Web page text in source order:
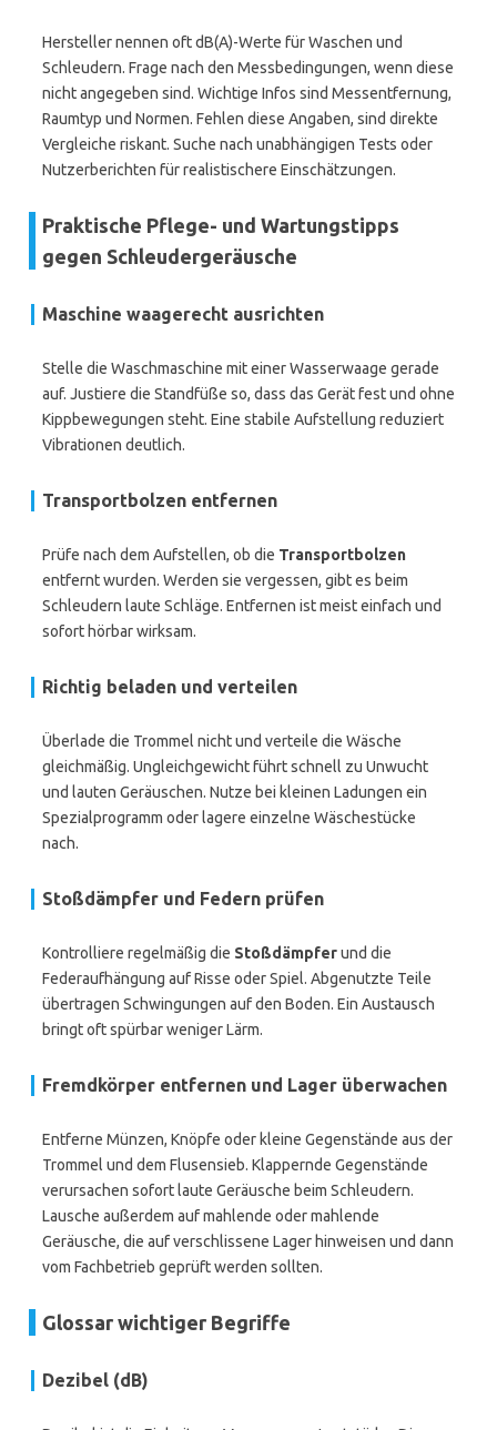
Hersteller nennen oft dB(A)-Werte für Waschen und
Schleudern. Frage nach den Messbedingungen, wenn diese
nicht angegeben sind. Wichtige Infos sind Messentfernung,
Raumtyp und Normen. Fehlen diese Angaben, sind direkte
Vergleiche riskant. Suche nach unabhängigen Tests oder
Nutzerberichten für realistischere Einschätzungen.
Praktische Pflege- und Wartungstipps
gegen Schleudergeräusche
Maschine waagerecht ausrichten
Stelle die Waschmaschine mit einer Wasserwaage gerade
auf. Justiere die Standfüße so, dass das Gerät fest und ohne
Kippbewegungen steht. Eine stabile Aufstellung reduziert
Vibrationen deutlich.
Transportbolzen entfernen
Prüfe nach dem Aufstellen, ob die Transportbolzen
entfernt wurden. Werden sie vergessen, gibt es beim
Schleudern laute Schläge. Entfernen ist meist einfach und
sofort hörbar wirksam.
Richtig beladen und verteilen
Überlade die Trommel nicht und verteile die Wäsche
gleichmäßig. Ungleichgewicht führt schnell zu Unwucht
und lauten Geräuschen. Nutze bei kleinen Ladungen ein
Spezialprogramm oder lagere einzelne Wäschestücke
nach.
Stoßdämpfer und Federn prüfen
Kontrolliere regelmäßig die Stoßdämpferund die
Federaufhängung auf Risse oder Spiel. Abgenutzte Teile
übertragen Schwingungen auf den Boden. Ein Austausch
bringt oft spürbar weniger Lärm.
Fremdkörper entfernen und Lager überwachen
Entferne Münzen, Knöpfe oder kleine Gegenstände aus der
Trommel und dem Flusensieb. Klappernde Gegenstände
verursachen sofort laute Geräusche beim Schleudern.
Lausche außerdem auf mahlende oder mahlende
Geräusche, die auf verschlissene Lager hinweisen und dann
vom Fachbetrieb geprüft werden sollten.
Glossar wichtiger Begriffe
Dezibel (dB)